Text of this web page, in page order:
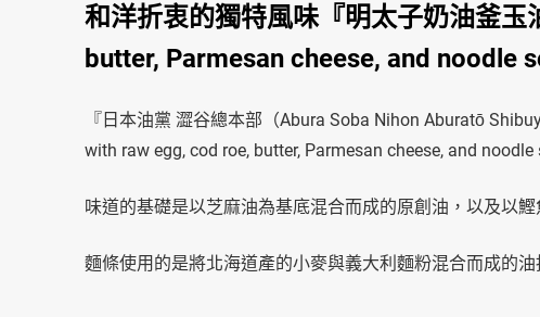
和洋折衷的獨特風味『明太子奶油釜
butter, Parmesan cheese, and noodle
『日本油黨 澀谷總本部（Abura Soba Nihon Aburatō
with raw egg, cod roe, butter, Parmesan cheese, and noodle
味道的基礎是以芝麻油為基底混合而成的原創油，以及以鰹
麵條使用的是將北海道產的小麥與義大利麵粉混合而成的油